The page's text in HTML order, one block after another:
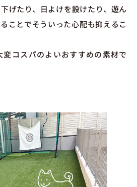
げたり、日よけを設けたり、遊ん
ことでそういった心配も抑えるこ
コスパのよいおすすめの素材で